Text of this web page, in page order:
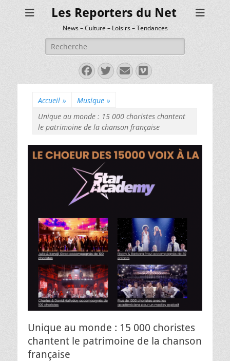
Les Reporters du Net
News – Culture – Loisirs – Tendances
Rechercher :
Facebook
Twitter
E-
mail
Vimeo
Accueil » Musique »
Unique au monde : 15 000 choristes chantent
le patrimoine de la chanson française
Unique au monde : 15 000 choristes
chantent le patrimoine de la chanson
française